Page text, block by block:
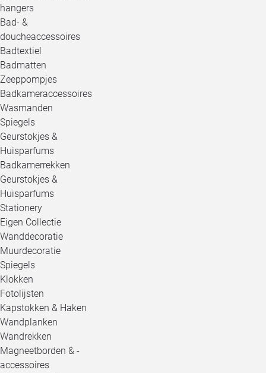
hangers
Bad- &
doucheaccessoires
Badtextiel
Badmatten
Zeeppompjes
Badkameraccessoires
Wasmanden
Spiegels
Geurstokjes &
Huisparfums
Badkamerrekken
Geurstokjes &
Huisparfums
Stationery
Eigen Collectie
Wanddecoratie
Muurdecoratie
Spiegels
Klokken
Fotolijsten
Kapstokken & Haken
Wandplanken
Wandrekken
Magneetborden & -
accessoires